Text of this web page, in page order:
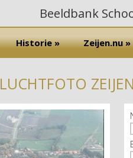
Historie » Zeijen.nu »
LUCHTFOTO